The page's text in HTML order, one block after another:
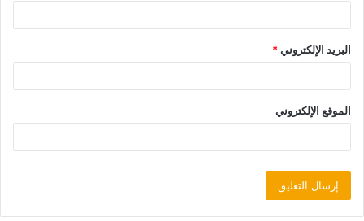
البريد الإلكتروني*
الموقع الإلكتروني